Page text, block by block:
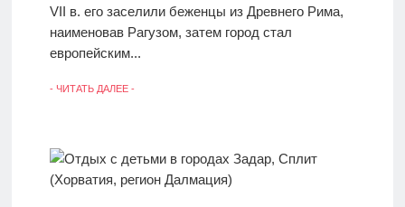
Европа
VII в. его заселили беженцы из Древнего Рима,
наименовав Рагузом, затем город стал
европейским...
- ЧИТАТЬ ДАЛЕЕ -